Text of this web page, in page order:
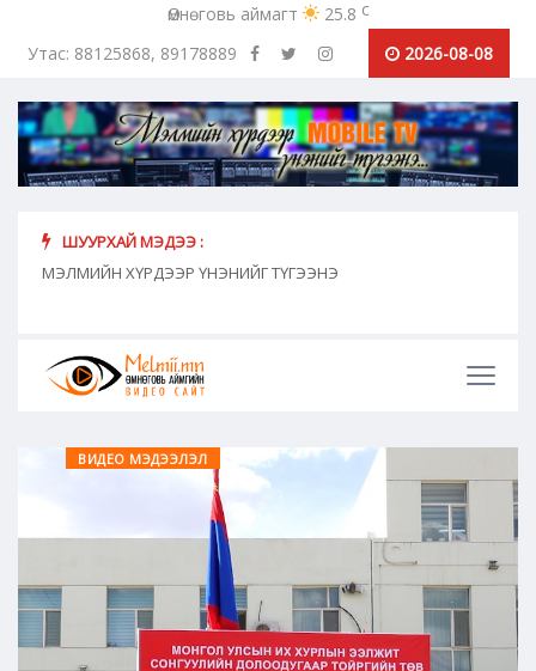
Өмнөговь аймагт 25.8 c
Утас: 88125868, 89178889
2026-08-08
ШУУРХАЙ МЭДЭЭ :
МЭЛМИЙН ХҮРДЭЭР ҮНЭНИЙГ ТҮГЭЭНЭ
ВИДЕО МЭДЭЭЛЭЛ